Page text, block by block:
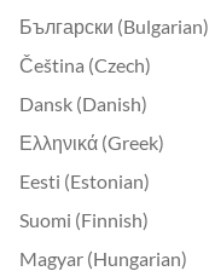
Български (Bulgarian)
Čeština (Czech)
Dansk (Danish)
Ελληνικά (Greek)
Eesti (Estonian)
Suomi (Finnish)
Magyar (Hungarian)